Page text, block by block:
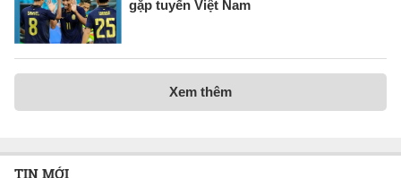
gặp tuyển Việt Nam
Xem thêm
TIN MỚI